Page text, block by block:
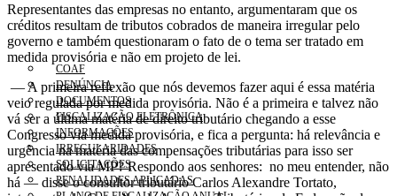
COAF
DENÚNCIA
DOCUMENTOS
FISCALIZAÇÃO ELETRÔNICA
INFORMAÇÕES
IRREGULARIDADES
SOLICITAÇÕES
PENALIDADES APLICADAS
Representantes das empresas no entanto, argumentaram que os
créditos resultam de tributos cobrados de maneira irregular pelo
governo e também questionaram o fato de o tema ser tratado em
medida provisória e não em projeto de lei.
— A primeira reflexão que nós devemos fazer aqui é essa matéria
veio regulada por medida provisória. Não é a primeira e talvez não
vá ser a última matéria de direito tributário chegando a esse
Congresso via medida provisória, e fica a pergunta: há relevância e
urgência na matéria das compensações tributárias para isso ser
apresentado via MP? Respondo aos senhores: no meu entender, não
há — disse o consultor tributário Carlos Alexandre Tortato,